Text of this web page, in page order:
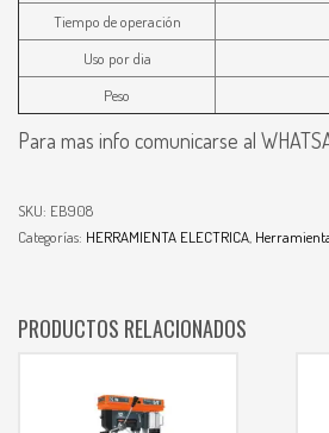
Tiempo de operación
Uso por dia
Peso
Para mas info comunicarse al
SKU: EB908
Categorías: HERRAMIENTA ELECTRICA
PRODUCTOS RELACIONADOS